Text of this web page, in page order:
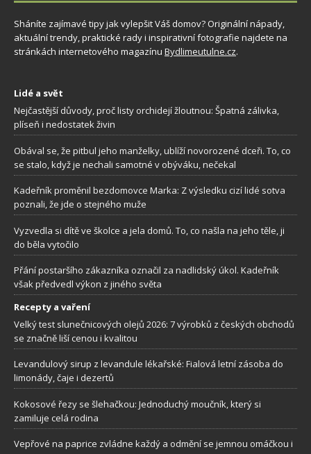
Sháníte zajímavé tipy jak vylepšit Váš domov? Originální nápady,
aktuální trendy, praktické rady i inspirativní fotografie najdete na
stránkách internetového magazínu Bydlimeutulne.cz.
Lidé a svět
Nejčastější důvody, proč listy orchidejí žloutnou: Špatná zálivka,
plíseň i nedostatek živin
Obával se, že pitbul jeho manželky, ublíží novorozené dceři. To, co
se stalo, když je nechali samotné v obýváku, nečekal
Kadeřník proměnil bezdomovce Marka: Z výsledku cizí lidé sotva
poznali, že jde o stejného muže
Vyzvedla si dítě ve školce a jela domů. To, co našla na jeho těle, ji
do běla vytočilo
Přání postaršího zákazníka označil za nadlidský úkol. Kadeřník
však předvedl výkon z jiného světa
Recepty a vaření
Velký test slunečnicových olejů 2026: 7 výrobků z českých obchodů
se značně liší cenou i kvalitou
Levandulový sirup z levandule lékařské: Fialová letní zásoba do
limonády, čaje i dezertů
Kokosové řezy se šlehačkou: Jednoduchý moučník, který si
zamiluje celá rodina
Vepřové na paprice zvládne každý a odmění se jemnou omáčkou i